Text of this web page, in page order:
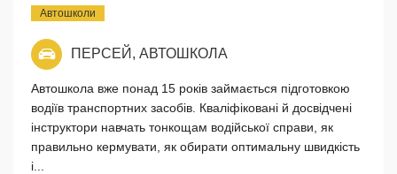
Автошколи
ПЕРСЕЙ, АВТОШКОЛА
Автошкола вже понад 15 років займається підготовкою
водіїв транспортних засобів. Кваліфіковані й досвідчені
інструктори навчать тонкощам водійської справи, як
правильно кермувати, як обирати оптимальну швидкість
і...